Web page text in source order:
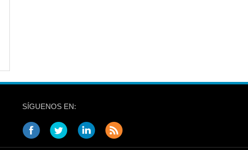
SÍGUENOS EN: